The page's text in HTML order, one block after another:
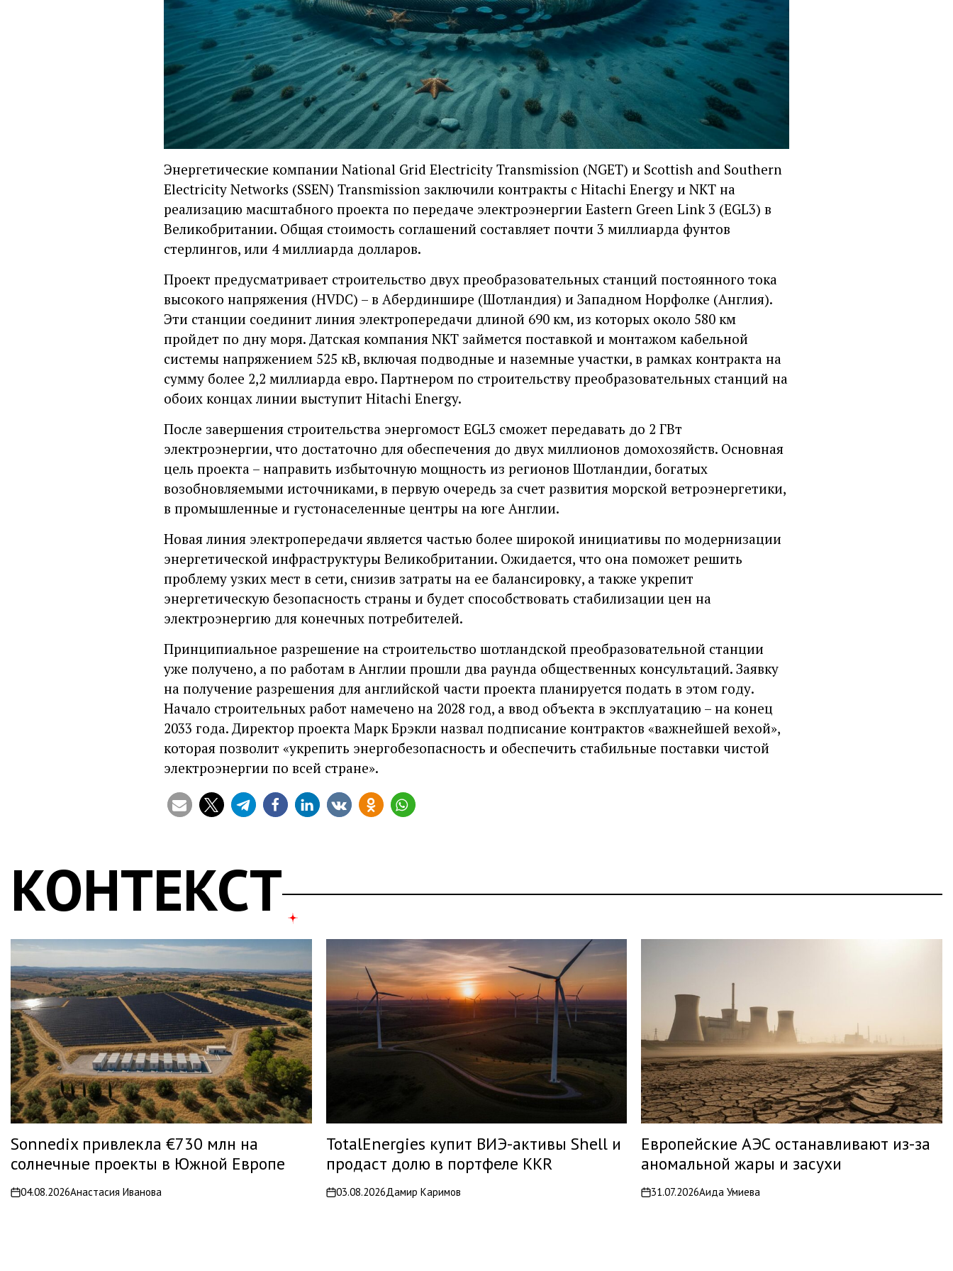
Энергетические компании National Grid Electricity Transmission (NGET) и Scottish and Southern
Electricity Networks (SSEN) Transmission заключили контракты с Hitachi Energy и NKT на
реализацию масштабного проекта по передаче электроэнергии Eastern Green Link 3 (EGL3) в
Великобритании. Общая стоимость соглашений составляет почти 3 миллиарда фунтов
стерлингов, или 4 миллиарда долларов.
Проект предусматривает строительство двух преобразовательных станций постоянного тока
высокого напряжения (HVDC) – в Абердиншире (Шотландия) и Западном Норфолке (Англия).
Эти станции соединит линия электропередачи длиной 690 км, из которых около 580 км
пройдет по дну моря. Датская компания NKT займется поставкой и монтажом кабельной
системы напряжением 525 кВ, включая подводные и наземные участки, в рамках контракта на
сумму более 2,2 миллиарда евро. Партнером по строительству преобразовательных станций на
обоих концах линии выступит Hitachi Energy.
После завершения строительства энергомост EGL3 сможет передавать до 2 ГВт
электроэнергии, что достаточно для обеспечения до двух миллионов домохозяйств. Основная
цель проекта – направить избыточную мощность из регионов Шотландии, богатых
возобновляемыми источниками, в первую очередь за счет развития морской ветроэнергетики,
в промышленные и густонаселенные центры на юге Англии.
Новая линия электропередачи является частью более широкой инициативы по модернизации
энергетической инфраструктуры Великобритании. Ожидается, что она поможет решить
проблему узких мест в сети, снизив затраты на ее балансировку, а также укрепит
энергетическую безопасность страны и будет способствовать стабилизации цен на
электроэнергию для конечных потребителей.
Принципиальное разрешение на строительство шотландской преобразовательной станции
уже получено, а по работам в Англии прошли два раунда общественных консультаций. Заявку
на получение разрешения для английской части проекта планируется подать в этом году.
Начало строительных работ намечено на 2028 год, а ввод объекта в эксплуатацию – на конец
2033 года. Директор проекта Марк Брэкли назвал подписание контрактов «важнейшей вехой»,
которая позволит «укрепить энергобезопасность и обеспечить стабильные поставки чистой
электроэнергии по всей стране».
КОНТЕКСТ
Sonnedix привлекла €730 млн на
солнечные проекты в Южной Европе
on04.08.2026Анастасия Иванова
TotalEnergies купит ВИЭ-активы Shell и
продаст долю в портфеле KKR
on03.08.2026Дамир Каримов
Европейские АЭС останавливают из-за
аномальной жары и засухи
on31.07.2026Аида Умиева